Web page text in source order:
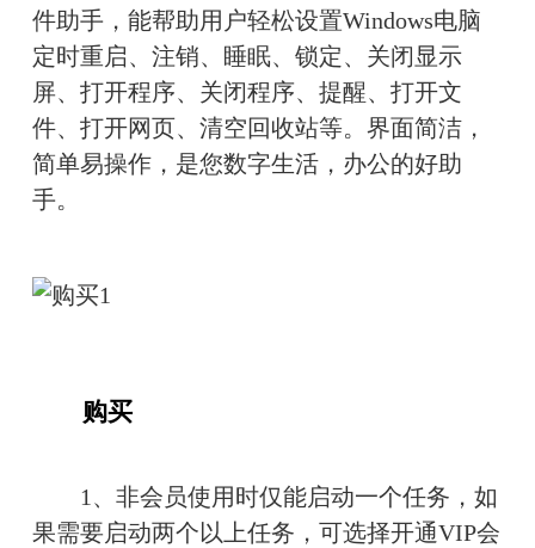
件助手，能帮助用户轻松设置Windows电脑
定时重启、注销、睡眠、锁定、关闭显示
屏、打开程序、关闭程序、提醒、打开文
件、打开网页、清空回收站等。界面简洁，
简单易操作，是您数字生活，办公的好助
手。
购买
1、非会员使用时仅能启动一个任务，如
果需要启动两个以上任务，可选择开通VIP会